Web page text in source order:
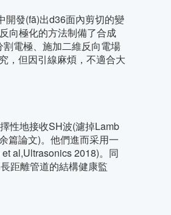
開發(fā)出d36面內剪切的變
反向極化的方法制備了合成
電極、施加二維反向電場
，但因引線麻煩，不適合大
擇性地接收SH波(濾掉Lamb
文)。他們進而采用一
al,Ultrasonics 2018)。同
距離管道的結構健康監